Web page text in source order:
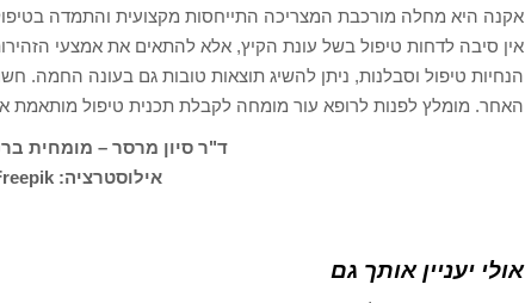
אקנה היא מחלה מורכבת המצריכה התייחסות מקצועית והתמדה
אין סיבה לדחות טיפול בשל עונת הקיץ, אלא להתאים את אמצעי
הנחיות טיפול וסבלנות, ניתן להשיג תוצאות טובות גם בעונה החמה.
האחר. מומלץ לפנות לרופא עור מומחה לקבלת תכנית טיפול מותאמת
ד"ר סיון מרסר – מומחית
אילוסטרציה: Freepik
אולי יעניין אותך גם